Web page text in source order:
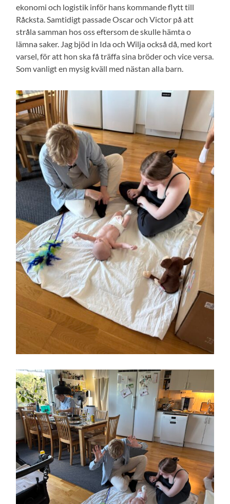
ekonomi och logistik inför hans kommande flytt till
Råcksta. Samtidigt passade Oscar och Victor på att
stråla samman hos oss eftersom de skulle hämta o
lämna saker. Jag bjöd in Ida och Wilja också då, med kort
varsel, för att hon ska få träffa sina bröder och vice versa.
Som vanligt en mysig kväll med nästan alla barn.